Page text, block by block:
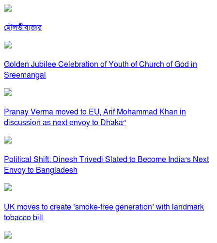
মৌলভীবাজার
Golden Jubilee Celebration of Youth of Church of God in
Sreemangal
Pranay Verma moved to EU, Arif Mohammad Khan in
discussion as next envoy to Dhaka”
Political Shift: Dinesh Trivedi Slated to Become India’s Next
Envoy to Bangladesh
UK moves to create ‘smoke-free generation’ with landmark
tobacco bill